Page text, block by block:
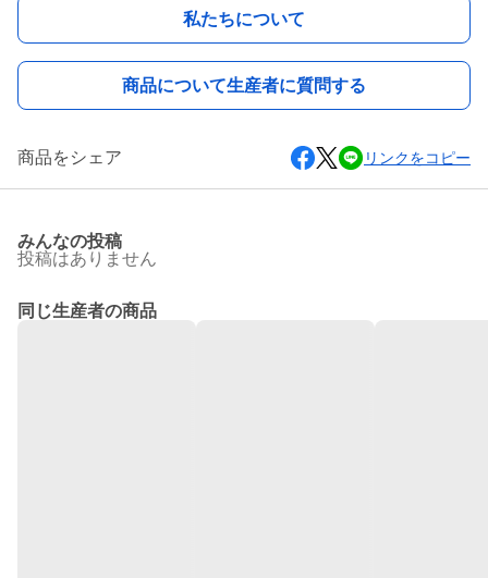
私たちについて
商品について生産者に質問する
商品をシェア リンクをコピー
みんなの投稿
投稿はありません
同じ生産者の商品